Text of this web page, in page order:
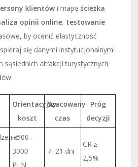
klientów i mapę ścieżka
opinii online, testowanie
by ocenić elastyczność
się danymi instytucjonalnymi
sąsiednich atrakcji turystycznych
Orientacyjny
koszt
Szacowany
czas
Próg
decyzji
~500–
3000
PLN
7–21 dni
CR ≥
2,5%